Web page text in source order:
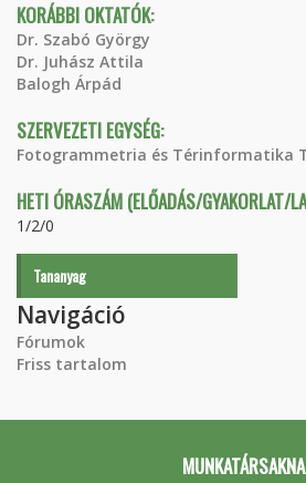
KORÁBBI OKTATÓK:
Dr. Szabó György
Dr. Juhász Attila
Balogh Árpád
SZERVEZETI EGYSÉG:
Fotogrammetria és Térinformatika
HETI ÓRASZÁM (ELŐADÁS/GYAKORLAT/
1/2/0
Tananyag
Navigáció
Fórumok
Friss tartalom